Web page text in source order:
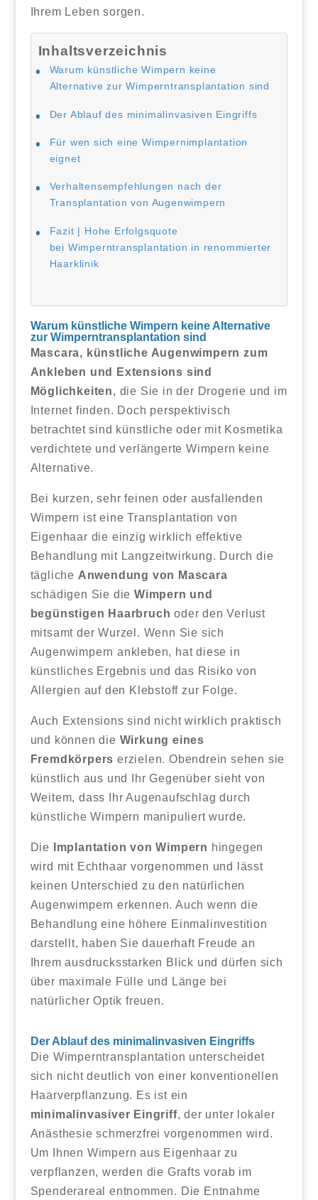
Ihrem Leben sorgen.
Inhaltsverzeichnis
Warum künstliche Wimpern keine
Alternative zur Wimperntransplantation sind
Der Ablauf des minimalinvasiven Eingriffs
Für wen sich eine Wimpernimplantation
eignet
Verhaltensempfehlungen nach der
Transplantation von Augenwimpern
Fazit | Hohe Erfolgsquote
bei Wimperntransplantation in renommierter
Haarklinik
Warum künstliche Wimpern keine Alternative
zur Wimperntransplantation sind
Mascara, künstliche Augenwimpern zum
Ankleben und Extensions sind
Möglichkeiten, die Sie in der Drogerie und im
Internet finden. Doch perspektivisch
betrachtet sind künstliche oder mit Kosmetika
verdichtete und verlängerte Wimpern keine
Alternative.
Bei kurzen, sehr feinen oder ausfallenden
Wimpern ist eine Transplantation von
Eigenhaar die einzig wirklich effektive
Behandlung mit Langzeitwirkung. Durch die
tägliche Anwendung von Mascara
schädigen Sie die Wimpern und
begünstigen Haarbruch oder den Verlust
mitsamt der Wurzel. Wenn Sie sich
Augenwimpern ankleben, hat diese in
künstliches Ergebnis und das Risiko von
Allergien auf den Klebstoff zur Folge.
Auch Extensions sind nicht wirklich praktisch
und können die Wirkung eines
Fremdkörpers erzielen. Obendrein sehen sie
künstlich aus und Ihr Gegenüber sieht von
Weitem, dass Ihr Augenaufschlag durch
künstliche Wimpern manipuliert wurde.
Die Implantation von Wimpern hingegen
wird mit Echthaar vorgenommen und lässt
keinen Unterschied zu den natürlichen
Augenwimpern erkennen. Auch wenn die
Behandlung eine höhere Einmalinvestition
darstellt, haben Sie dauerhaft Freude an
Ihrem ausdrucksstarken Blick und dürfen sich
über maximale Fülle und Länge bei
natürlicher Optik freuen.
Der Ablauf des minimalinvasiven Eingriffs
Die Wimperntransplantation unterscheidet
sich nicht deutlich von einer konventionellen
Haarverpflanzung. Es ist ein
minimalinvasiver Eingriff, der unter lokaler
Anästhesie schmerzfrei vorgenommen wird.
Um Ihnen Wimpern aus Eigenhaar zu
verpflanzen, werden die Grafts vorab im
Spenderareal entnommen. Die Entnahme